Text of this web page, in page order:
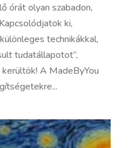
órát olyan szabadon,
ki,
technikákkal,
tudatállapotot”,
A MadeByYou